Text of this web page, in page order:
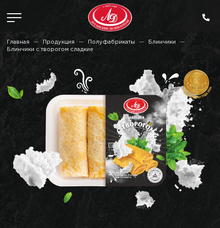
Главная Продукция Полуфабрикаты
Блинчики
Блинчики с творогом сладкие